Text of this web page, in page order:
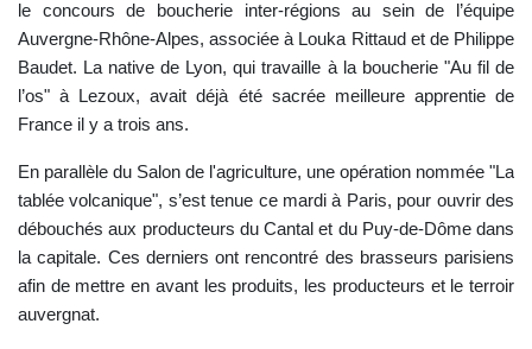
le concours de boucherie inter-régions au sein de l’équipe
Auvergne-Rhône-Alpes, associée à Louka Rittaud et de Philippe
Baudet. La native de Lyon, qui travaille à la boucherie "Au fil de
l’os" à Lezoux, avait déjà été sacrée meilleure apprentie de
France il y a trois ans.
En parallèle du Salon de l'agriculture, une opération nommée "La
tablée volcanique", s’est tenue ce mardi à Paris, pour ouvrir des
débouchés aux producteurs du Cantal et du Puy-de-Dôme dans
la capitale. Ces derniers ont rencontré des brasseurs parisiens
afin de mettre en avant les produits, les producteurs et le terroir
auvergnat.